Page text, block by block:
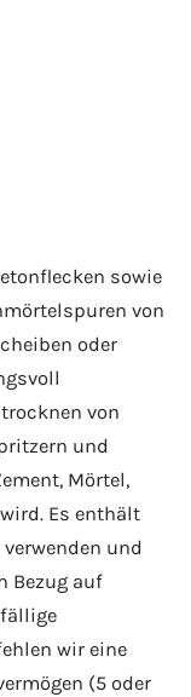
sowie
von
oder
von
und
Mörtel,
Es enthält
und
Bezug auf
wir eine
(5 oder